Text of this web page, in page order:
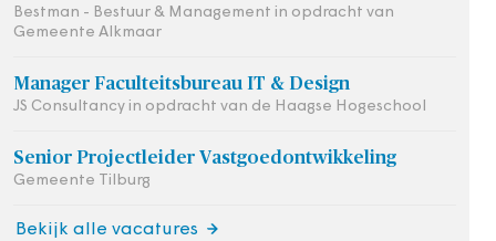
Bestman - Bestuur & Management in opdracht van
Gemeente Alkmaar
Manager Faculteitsbureau IT & Design
JS Consultancy in opdracht van de Haagse Hogeschool
Senior Projectleider Vastgoedontwikkeling
Gemeente Tilburg
Bekijk alle vacatures